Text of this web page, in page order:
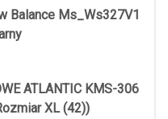
Balance Ms_Ws327V1
ATLANTIC KMS-306
XL (42))